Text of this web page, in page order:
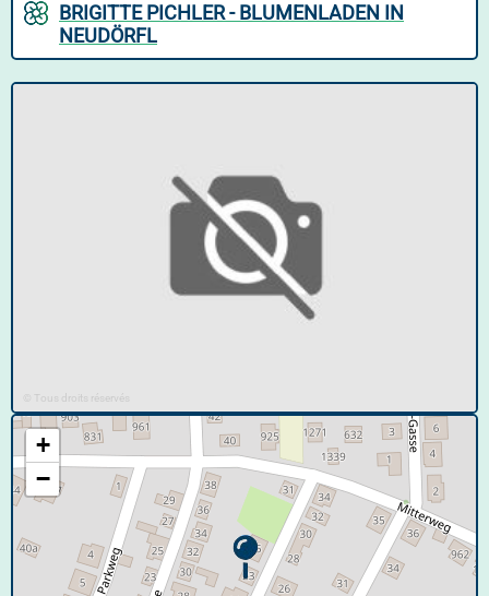
BRIGITTE PICHLER - BLUMENLADEN IN
NEUDÖRFL
© Tous droits réservés
+
−